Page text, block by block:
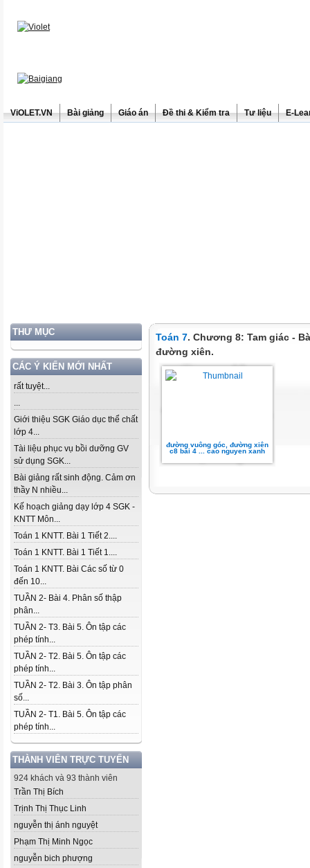
ViOLET.VN Bài giảng Giáo án Đề thi & Kiểm tra Tư liệu E-
THƯ MỤC
CÁC Ý KIẾN MỚI NHẤT
rất tuyệt...
...
Giới thiệu SGK Giáo dục thể chất
lớp 4...
Tài liệu phục vụ bồi dưỡng GV
sử dụng SGK...
Bài giảng rất sinh động. Cảm ơn
thầy N nhiều...
Kế hoạch giảng dạy lớp 4 SGK -
KNTT Môn...
Toán 1 KNTT. Bài 1 Tiết 2....
Toán 1 KNTT. Bài 1 Tiết 1....
Toán 1 KNTT. Bài Các số từ 0
đến 10...
TUẦN 2- Bài 4. Phân số thập
phân...
TUẦN 2- T3. Bài 5. Ôn tập các
phép tính...
TUẦN 2- T2. Bài 5. Ôn tập các
phép tính...
TUẦN 2- T2. Bài 3. Ôn tập phân
số...
TUẦN 2- T1. Bài 5. Ôn tập các
phép tính...
THÀNH VIÊN TRỰC TUYẾN
924 khách và 93 thành viên
Trần Thị Bích
Trịnh Thị Thục Linh
nguyễn thị ánh nguyệt
Phạm Thị Minh Ngọc
nguyễn bich phượng
Toán 7. Chương 8: Tam giác -
đường xiên.
đường vuông góc, đường xiên
c8 bài 4 ... cao nguyen xanh